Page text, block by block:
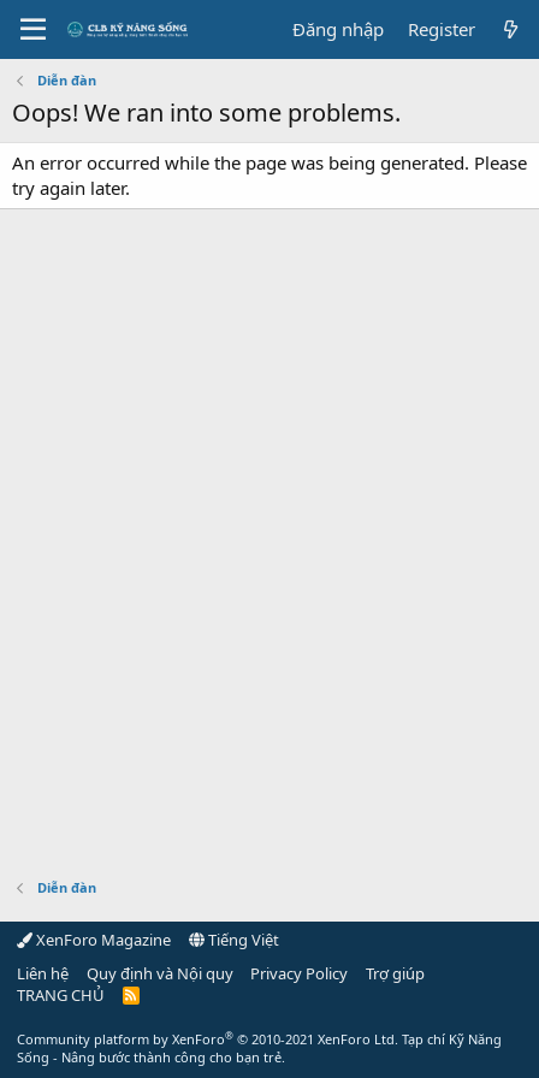
Đăng nhập Register
Diễn đàn
Oops! We ran into some problems.
An error occurred while the page was being generated. Please
try again later.
Diễn đàn
XenForo Magazine
Tiếng Việt
Liên hệ
Quy định và Nội quy Privacy Policy
Trợ giúp
TRANG CHỦ
R
Community platform by XenForo® © 2010-2021 XenForo Ltd. Tạp chí Kỹ Năng
Sống - Nâng bước thành công cho bạn trẻ.